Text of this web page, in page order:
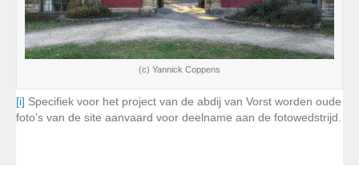
(c) Yannick Coppens
[i] Specifiek voor het project van de abdij van Vorst worden oude
foto’s van de site aanvaard voor deelname aan de fotowedstrijd.